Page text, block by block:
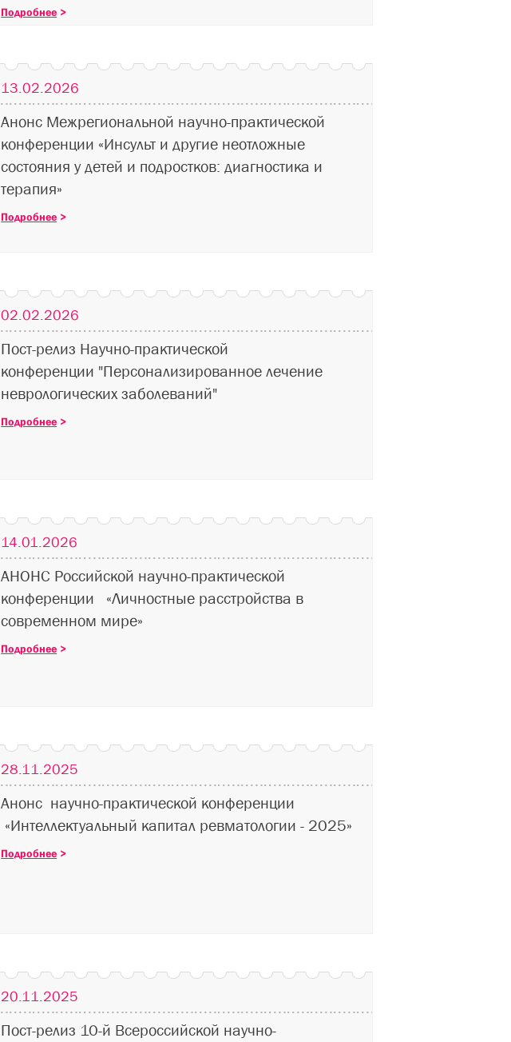
Подробнее >
13.02.2026
Анонс Межрегиональной научно-практической
конференции «Инсульт и другие неотложные
состояния у детей и подростков: диагностика и
терапия»
Подробнее >
02.02.2026
Пост-релиз Научно-практической
конференции "Персонализированное лечение
неврологических заболеваний"
Подробнее >
14.01.2026
АНОНС Российской научно-практической
конференции «Личностные расстройства в
современном мире»
Подробнее >
28.11.2025
Анонс научно-практической конференции
«Интеллектуальный капитал ревматологии - 2025»
Подробнее >
20.11.2025
Пост-релиз 10-й Всероссийской научно-